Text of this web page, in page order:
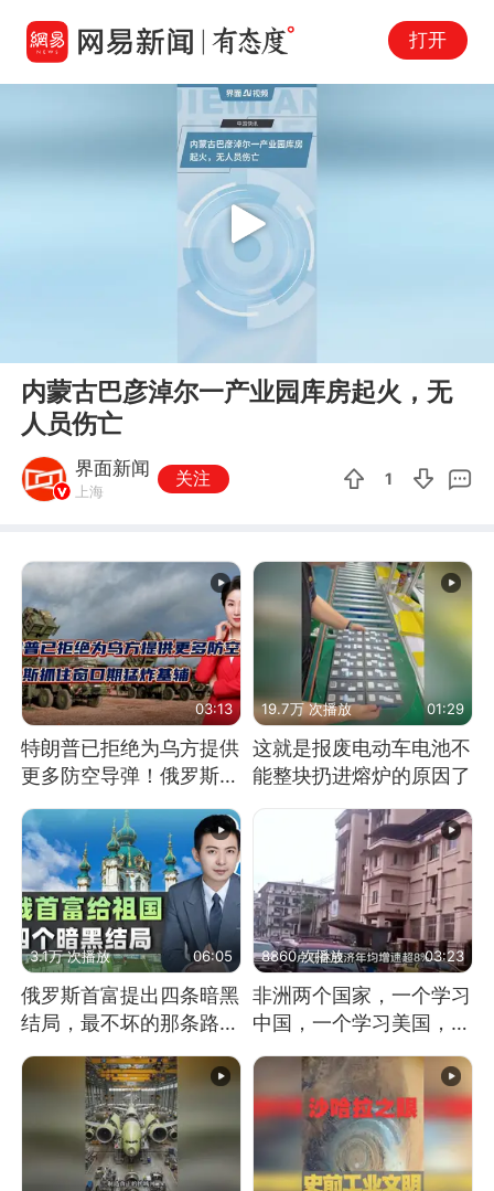
打开
Play
内蒙古巴彦淖尔一产业园库房起火，无
人员伤亡
界面新闻
上海
关注 1
03:13
特朗普已拒绝为乌方提供
更多防空导弹！俄罗斯抓
住窗口期猛炸基辅
19.7万 次播放 01:29
这就是报废电动车电池不
能整块扔进熔炉的原因了
3.1万 次播放 06:05
俄罗斯首富提出四条暗黑
结局，最不坏的那条路是
8860 次播放 03:23
非洲两个国家，一个学习
中国，一个学习美国，结